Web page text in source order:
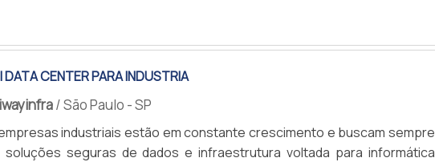
acima, ele promover um acesso simplificado, melhorand.
DATA CENTER PARA INDUSTRIA
/ São Paulo - SP
industriais estão em constante crescimento e buscam sempre
soluções seguras de dados e infraestrutura voltada para informática